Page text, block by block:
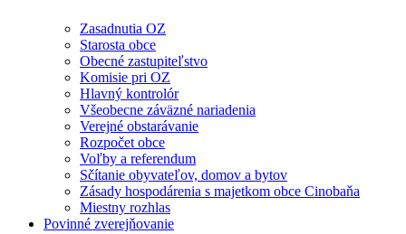
Zasadnutia OZ
Starosta obce
Obecné zastupiteľstvo
Komisie pri OZ
Hlavný kontrolór
Všeobecne záväzné nariadenia
Verejné obstarávanie
Rozpočet obce
Voľby a referendum
Sčítanie obyvateľov, domov a bytov
Zásady hospodárenia s majetkom obce Cinobaňa
Miestny rozhlas
Povinné zverejňovanie